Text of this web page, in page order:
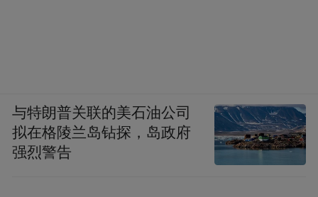
与特朗普关联的美石油公司
拟在格陵兰岛钻探，岛政府
强烈警告